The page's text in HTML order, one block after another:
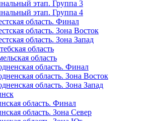
этап. Группа 3
этап. Группа 4
область. Финал
область. Зона Восток
область. Зона Запад
область
область
область. Финал
область. Зона Восток
область. Зона Запад
область. Финал
область. Зона Север